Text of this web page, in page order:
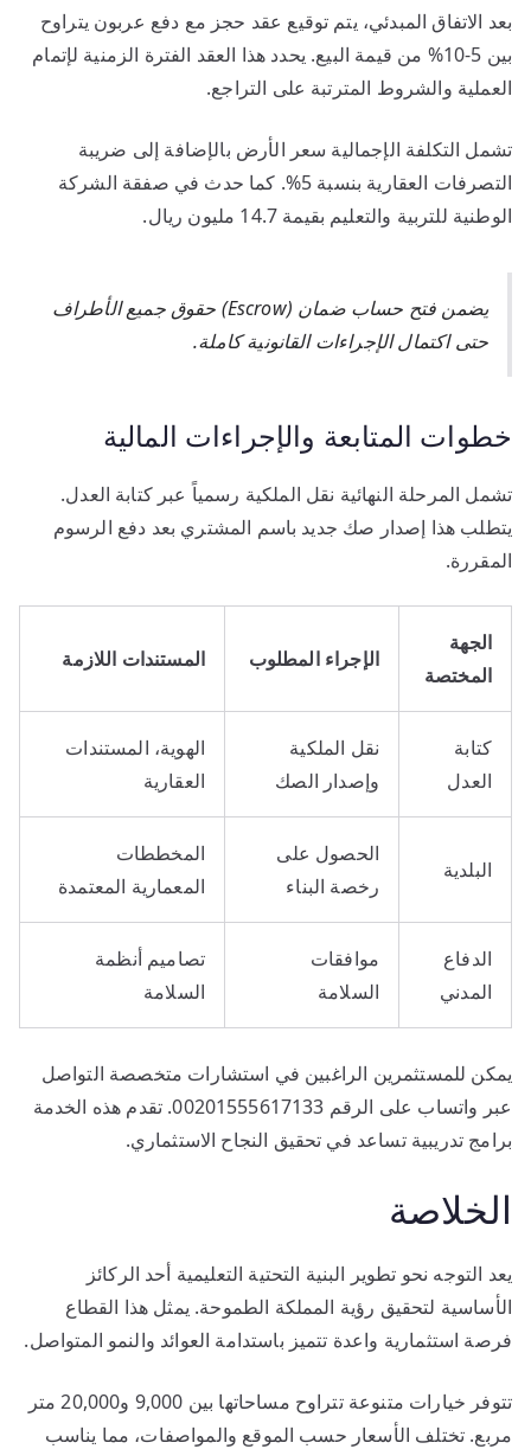
بعد الاتفاق المبدئي، يتم توقيع عقد حجز مع دفع عربون يتراوح
بين 5-10% من قيمة البيع. يحدد هذا العقد الفترة الزمنية لإتمام
العملية والشروط المترتبة على التراجع.
تشمل التكلفة الإجمالية سعر الأرض بالإضافة إلى ضريبة
التصرفات العقارية بنسبة 5%. كما حدث في صفقة الشركة
الوطنية للتربية والتعليم بقيمة 14.7 مليون ريال.
يضمن فتح حساب ضمان (Escrow) حقوق جميع الأطراف
حتى اكتمال الإجراءات القانونية كاملة.
خطوات المتابعة والإجراءات المالية
تشمل المرحلة النهائية نقل الملكية رسمياً عبر كتابة العدل.
يتطلب هذا إصدار صك جديد باسم المشتري بعد دفع الرسوم
المقررة.
الجهة
المختصة
الإجراء المطلوب المستندات اللازمة
كتابة
العدل
نقل الملكية
وإصدار الصك
الهوية، المستندات
العقارية
البلدية
الحصول على
رخصة البناء
المخططات
المعمارية المعتمدة
الدفاع
المدني
موافقات
السلامة
تصاميم أنظمة
السلامة
يمكن للمستثمرين الراغبين في استشارات متخصصة التواصل
عبر واتساب على الرقم 00201555617133. تقدم هذه الخدمة
برامج تدريبية تساعد في تحقيق النجاح الاستثماري.
الخلاصة
يعد التوجه نحو تطوير البنية التحتية التعليمية أحد الركائز
الأساسية لتحقيق رؤية المملكة الطموحة. يمثل هذا القطاع
فرصة استثمارية واعدة تتميز باستدامة العوائد والنمو المتواصل.
تتوفر خيارات متنوعة تتراوح مساحاتها بين 9,000 و20,000 متر
مربع. تختلف الأسعار حسب الموقع والمواصفات، مما يناسب